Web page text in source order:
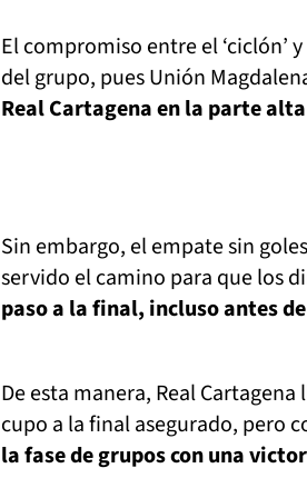
El compromiso entre el ‘ciclón’
del grupo, pues Unión
Real Cartagena en la parte
Sin embargo, el empate sin
servido el camino para que los
paso a la final, incluso antes
De esta manera, Real
cupo a la final asegurado, pero
la fase de grupos con una